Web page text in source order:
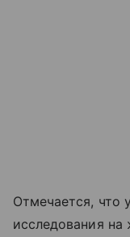
Отмечается, что
исследования на